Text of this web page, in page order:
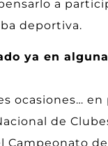
a
deportiva.
ya en
ocasiones… en
de
Campeonato